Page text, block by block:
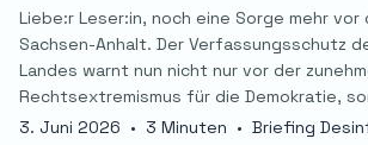
Liebe:r Leser:in, noch eine Sorge mehr vor
Sachsen-Anhalt. Der Verfassungsschutz
Landes warnt nun nicht nur vor der
Rechtsextremismus für die Demokratie,
3. Juni 2026 • 3 Minuten • Briefing